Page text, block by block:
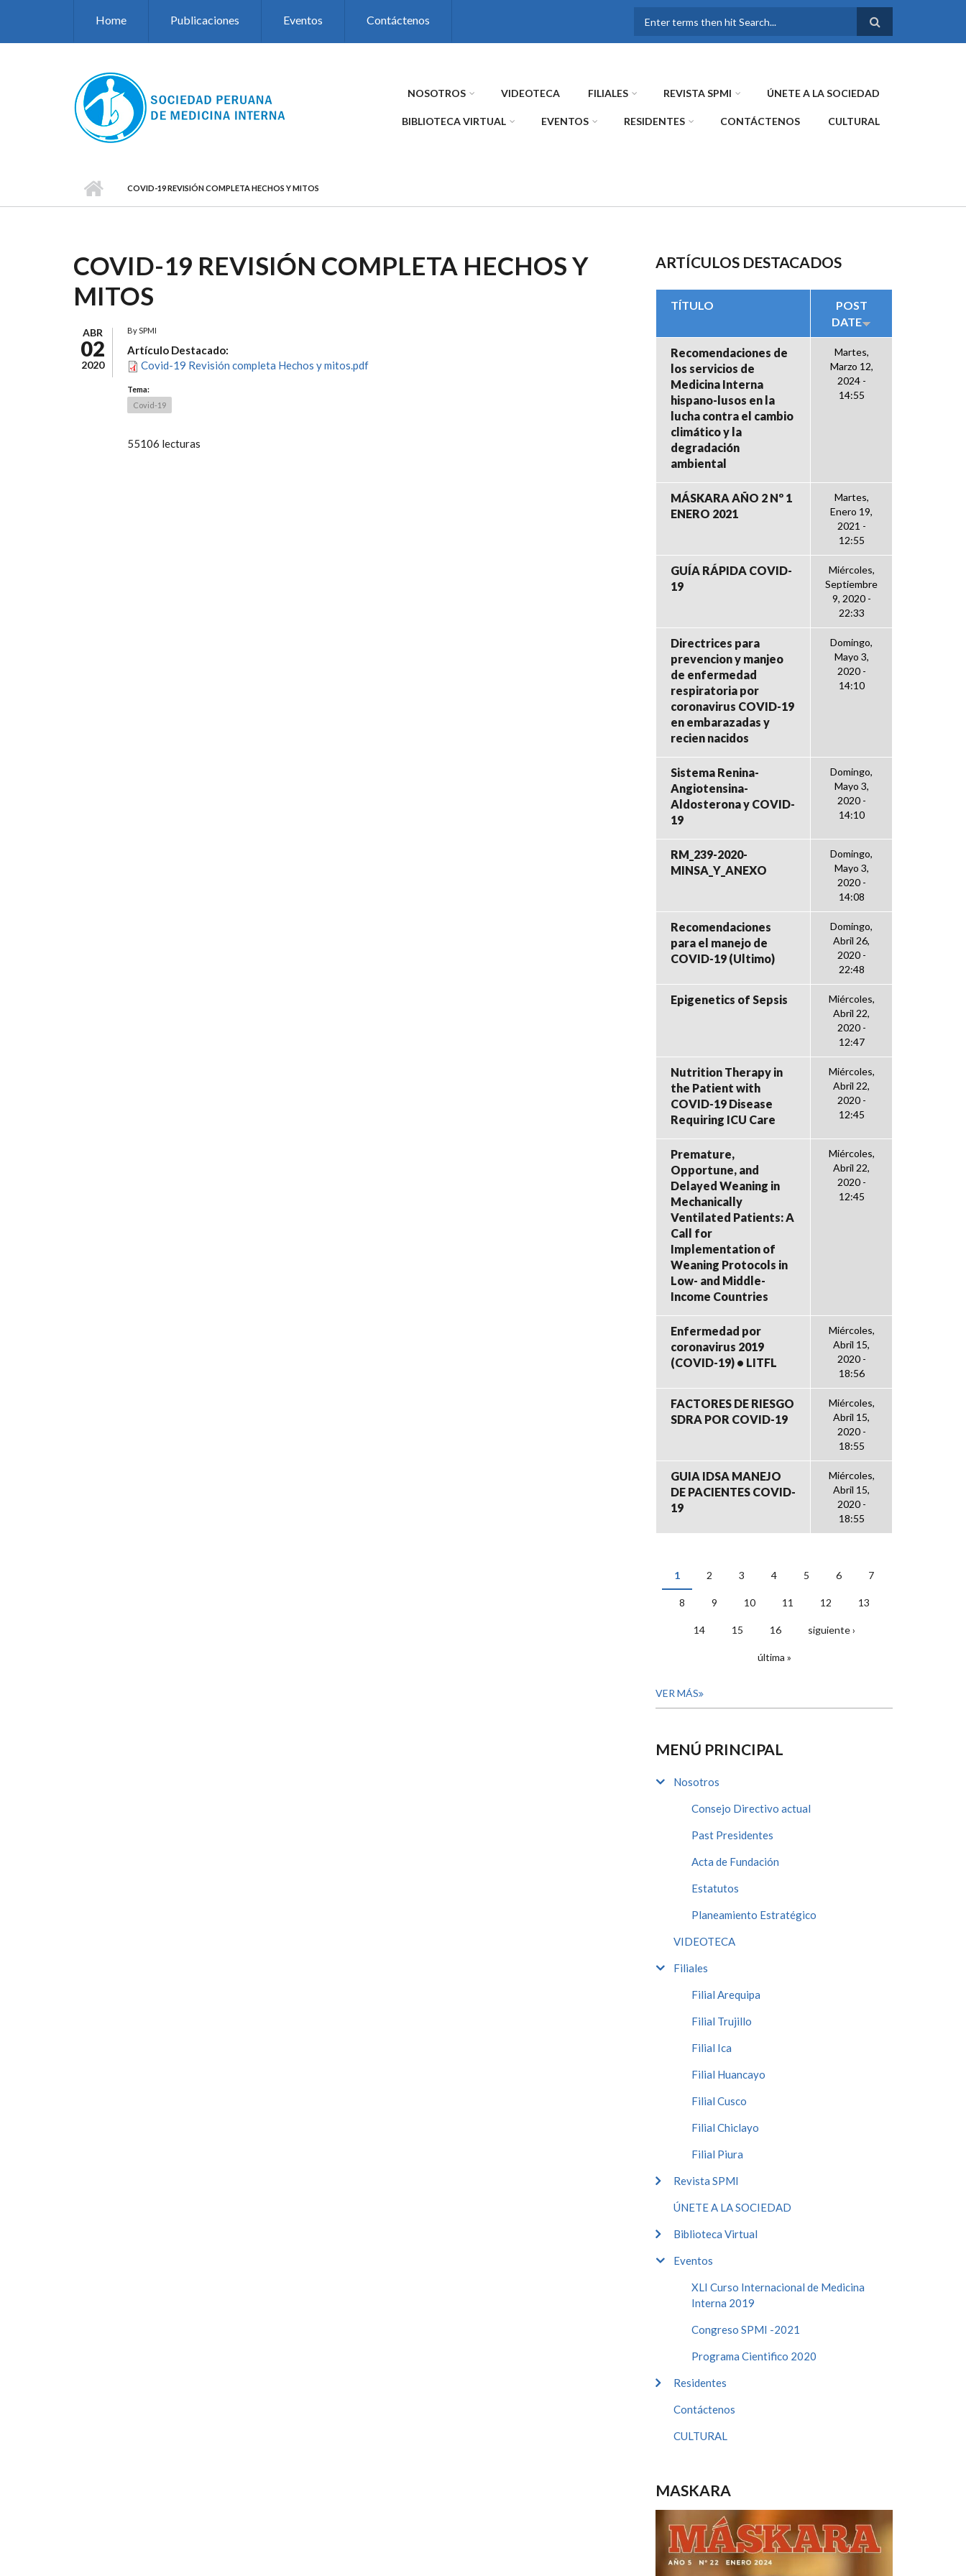
Home Publicaciones Eventos Contáctenos
FORMULARIO DE
NOSOTROS VIDEOTECA FILIALES REVISTA SPMI ÚNETE A LA SOCIEDAD
BIBLIOTECA VIRTUAL EVENTOS RESIDENTES CONTÁCTENOS CULTURAL
COVID-19 REVISIÓN COMPLETA HECHOS Y MITOS
COVID-19 REVISIÓN COMPLETA HECHOS Y
MITOS
ABR
02
2020
BySPMI
Artículo Destacado:
Covid-19 Revisión completa Hechos y mitos.pdf
Tema:
Covid-19
55106 lecturas
ARTÍCULOS DESTACADOS
TÍTULO
POST
DATE
Recomendaciones de
los servicios de
Medicina Interna
hispano-lusos en la
lucha contra el cambio
climático y la
degradación
ambiental
Martes,
Marzo 12,
2024 -
14:55
MÁSKARA AÑO 2 Nº 1
ENERO 2021
Martes,
Enero 19,
2021 -
12:55
GUÍA RÁPIDA COVID-
19
Miércoles,
Septiembre
9, 2020 -
22:33
Directrices para
prevencion y manjeo
de enfermedad
respiratoria por
coronavirus COVID-19
en embarazadas y
recien nacidos
Domingo,
Mayo 3,
2020 -
14:10
Sistema Renina-
Angiotensina-
Aldosterona y COVID-
19
Domingo,
Mayo 3,
2020 -
14:10
RM_239-2020-
MINSA_Y_ANEXO
Domingo,
Mayo 3,
2020 -
14:08
Recomendaciones
para el manejo de
COVID-19 (Ultimo)
Domingo,
Abril 26,
2020 -
22:48
Epigenetics of Sepsis
Miércoles,
Abril 22,
2020 -
12:47
Nutrition Therapy in
the Patient with
COVID-19 Disease
Requiring ICU Care
Miércoles,
Abril 22,
2020 -
12:45
Premature,
Opportune, and
Delayed Weaning in
Mechanically
Ventilated Patients: A
Call for
Implementation of
Weaning Protocols in
Low- and Middle-
Income Countries
Miércoles,
Abril 22,
2020 -
12:45
Enfermedad por
coronavirus 2019
(COVID-19) • LITFL
Miércoles,
Abril 15,
2020 -
18:56
FACTORES DE RIESGO
SDRA POR COVID-19
Miércoles,
Abril 15,
2020 -
18:55
GUIA IDSA MANEJO
DE PACIENTES COVID-
19
Miércoles,
Abril 15,
2020 -
18:55
PÁGINAS
1 2 3 4 5 6 7
8 9 10 11 12 13
14 15 16 siguiente ›
última »
VER MÁS
MENÚ PRINCIPAL
Nosotros
Consejo Directivo actual
Past Presidentes
Acta de Fundación
Estatutos
Planeamiento Estratégico
VIDEOTECA
Filiales
Filial Arequipa
Filial Trujillo
Filial Ica
Filial Huancayo
Filial Cusco
Filial Chiclayo
Filial Piura
Revista SPMI
ÚNETE A LA SOCIEDAD
Biblioteca Virtual
Eventos
XLI Curso Internacional de Medicina
Interna 2019
Congreso SPMI -2021
Programa Cientifico 2020
Residentes
Contáctenos
CULTURAL
MASKARA